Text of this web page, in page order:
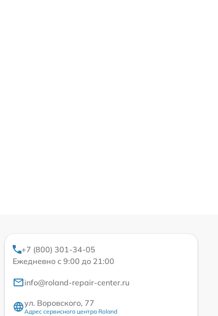
+7 (800) 301-34-05
Ежедневно с 9:00 до 21:00
info@roland-repair-center.ru
ул. Воровского, 77
Адрес сервисного центра Roland